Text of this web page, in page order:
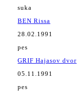
suka
BEN Rissa
28.02.1991
pes
GRIF Hajasov dvor
05.11.1991
pes